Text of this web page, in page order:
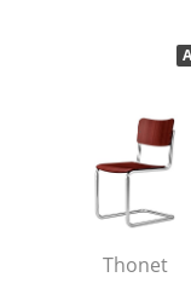
Doppelbetten
Einzelbetten
Thonet